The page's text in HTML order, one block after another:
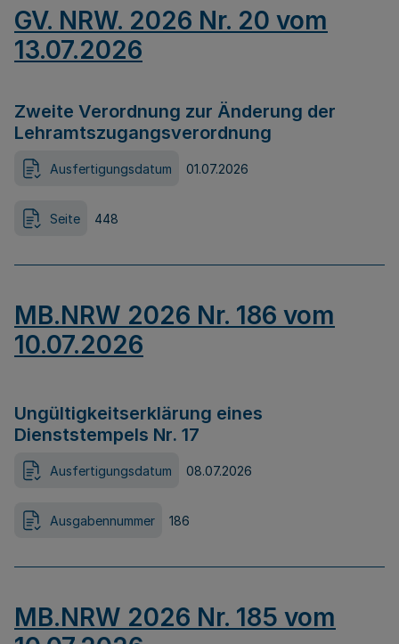
GV. NRW. 2026 Nr. 20 vom
13.07.2026
Zweite Verordnung zur Änderung der
Lehramtszugangsverordnung
Ausfertigungsdatum 01.07.2026
Seite 448
MB.NRW 2026 Nr. 186 vom
10.07.2026
Ungültigkeitserklärung eines
Dienststempels Nr. 17
Ausfertigungsdatum 08.07.2026
Ausgabennummer 186
MB.NRW 2026 Nr. 185 vom